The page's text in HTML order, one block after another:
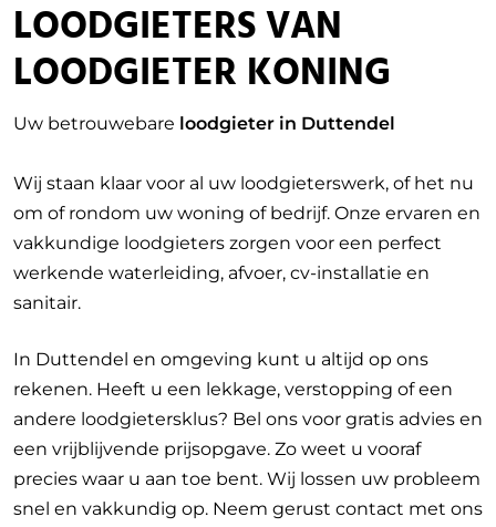
LOODGIETERS VAN
LOODGIETER KONING
Uw betrouwebare loodgieter in Duttendel
Wij staan klaar voor al uw loodgieterswerk, of het nu
om of rondom uw woning of bedrijf. Onze ervaren en
vakkundige loodgieters zorgen voor een perfect
werkende waterleiding, afvoer, cv-installatie en
sanitair.
In Duttendel en omgeving kunt u altijd op ons
rekenen. Heeft u een lekkage, verstopping of een
andere loodgietersklus? Bel ons voor gratis advies en
een vrijblijvende prijsopgave. Zo weet u vooraf
precies waar u aan toe bent. Wij lossen uw probleem
snel en vakkundig op. Neem gerust contact met ons